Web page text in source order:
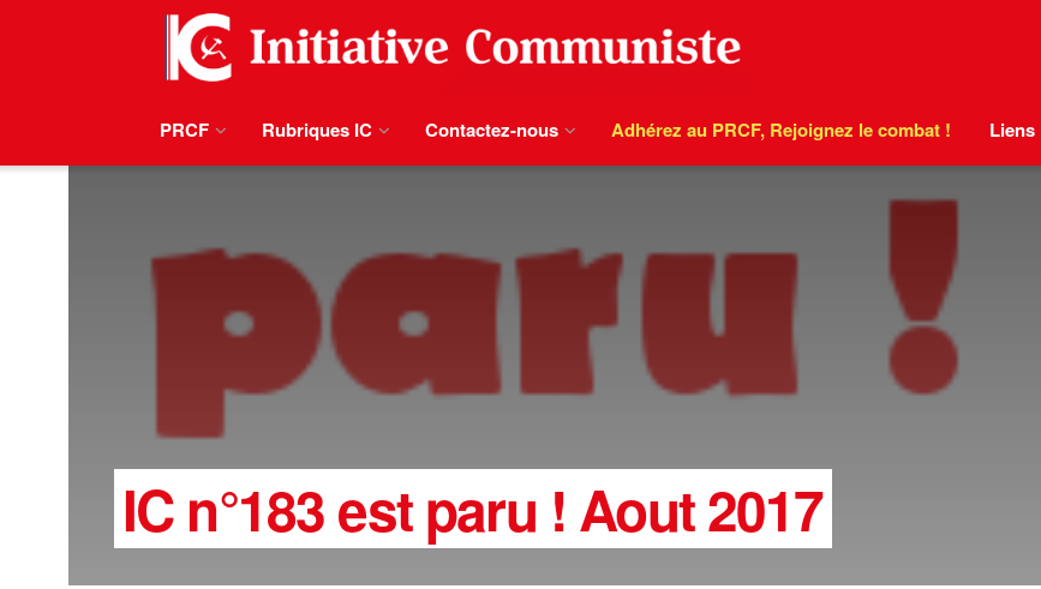
PRCF Rubriques IC Contactez-nous Adhérez au PRCF, Rejoignez le combat ! Liens
IC n°183 est paru ! Aout 2017